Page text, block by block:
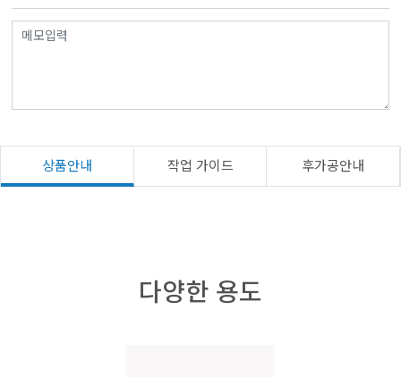
상품안내 작업 가이드 후가공안내
다양한 용도